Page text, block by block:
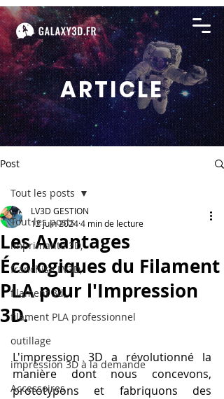
ARTICLE
Post
Tout les posts
imprimante 3D,
franchise LV3D,
filament 3d,
filament PLA professionnel
outillage
impression 3D à la demande
Accessoires
Tout les posts
Les Avantages
Écologiques du Filament
PLA pour l'Impression
3D.
LV3D GESTION
12 juin 20244 min de lecture
L'impression 3D a révolutionné la
manière dont nous concevons,
prototypons et fabriquons des